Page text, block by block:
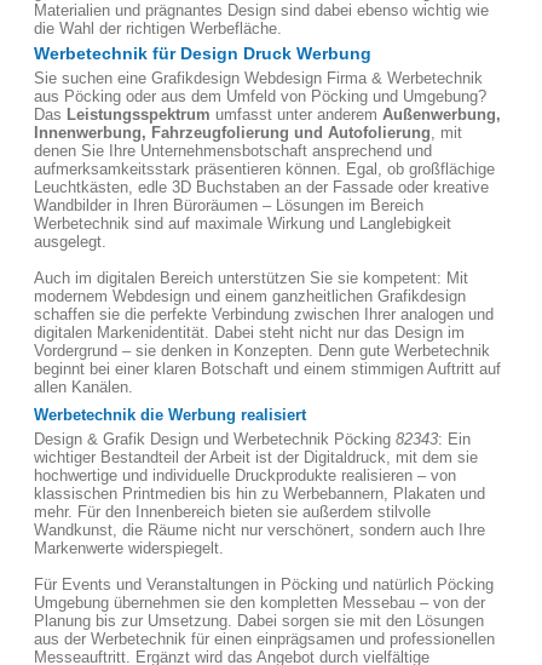
Materialien und prägnantes Design sind dabei ebenso wichtig wie
die Wahl der richtigen Werbefläche.
Werbetechnik für Design Druck Werbung
Sie suchen eine Grafikdesign Webdesign Firma & Werbetechnik
aus Pöcking oder aus dem Umfeld von Pöcking und Umgebung?
Das Leistungsspektrum umfasst unter anderem Außenwerbung,
Innenwerbung, Fahrzeugfolierung und Autofolierung, mit
denen Sie Ihre Unternehmensbotschaft ansprechend und
aufmerksamkeitsstark präsentieren können. Egal, ob großflächige
Leuchtkästen, edle 3D Buchstaben an der Fassade oder kreative
Wandbilder in Ihren Büroräumen – Lösungen im Bereich
Werbetechnik sind auf maximale Wirkung und Langlebigkeit
ausgelegt.
Auch im digitalen Bereich unterstützen Sie sie kompetent: Mit
modernem Webdesign und einem ganzheitlichen Grafikdesign
schaffen sie die perfekte Verbindung zwischen Ihrer analogen und
digitalen Markenidentität. Dabei steht nicht nur das Design im
Vordergrund – sie denken in Konzepten. Denn gute Werbetechnik
beginnt bei einer klaren Botschaft und einem stimmigen Auftritt auf
allen Kanälen.
Werbetechnik die Werbung realisiert
Design & Grafik Design und Werbetechnik Pöcking 82343: Ein
wichtiger Bestandteil der Arbeit ist der Digitaldruck, mit dem sie
hochwertige und individuelle Druckprodukte realisieren – von
klassischen Printmedien bis hin zu Werbebannern, Plakaten und
mehr. Für den Innenbereich bieten sie außerdem stilvolle
Wandkunst, die Räume nicht nur verschönert, sondern auch Ihre
Markenwerte widerspiegelt.
Für Events und Veranstaltungen in Pöcking und natürlich Pöcking
Umgebung übernehmen sie den kompletten Messebau – von der
Planung bis zur Umsetzung. Dabei sorgen sie mit den Lösungen
aus der Werbetechnik für einen einprägsamen und professionellen
Messeauftritt. Ergänzt wird das Angebot durch vielfältige